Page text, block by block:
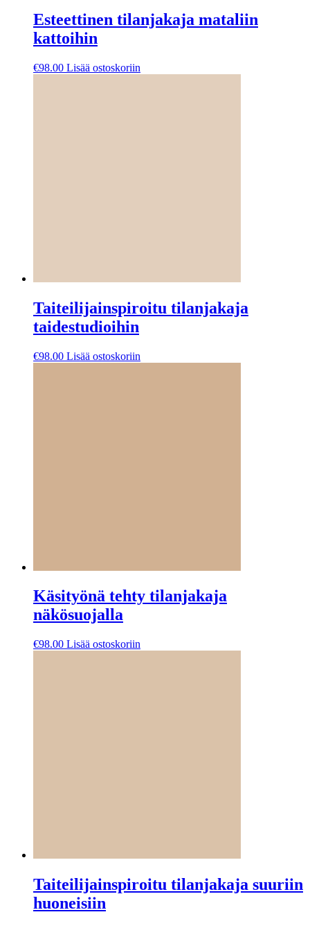
Esteettinen tilanjakaja mataliin
kattoihin
€98.00 Lisää ostoskoriin
Taiteilijainspiroitu tilanjakaja
taidestudioihin
€98.00 Lisää ostoskoriin
Käsityönä tehty tilanjakaja
näkösuojalla
€98.00 Lisää ostoskoriin
Taiteilijainspiroitu tilanjakaja suuriin
huoneisiin